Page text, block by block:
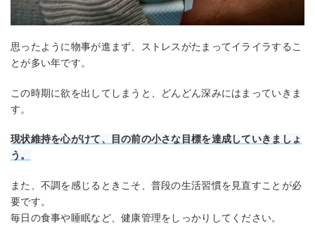
思ったように物事が進まず、ストレスがたまってイライラするこ
とが多い年です。
この時期に欲を出してしまうと、どんどん深みにはまっていきま
す。
現状維持を心がけて、目の前の小さな目標を達成していきましょ
う。
また、不調を感じるときこそ、普段の生活習慣を見直すことが必
要です。
毎日の食事や睡眠など、健康管理をしっかりしてください。